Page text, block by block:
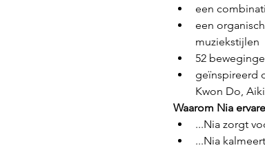
een
een
muziekstijlen
52
geïnspireerd
Kwon Do,
Waarom Nia
...Nia zorgt
...Nia